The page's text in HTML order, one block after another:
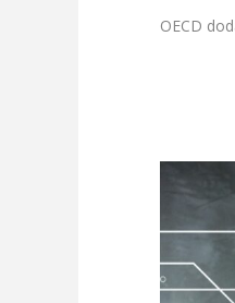
OECD